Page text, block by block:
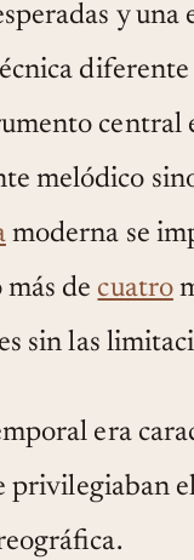
y
central
melódico
moderna se
de cuatro
sin las
era
privilegiaban